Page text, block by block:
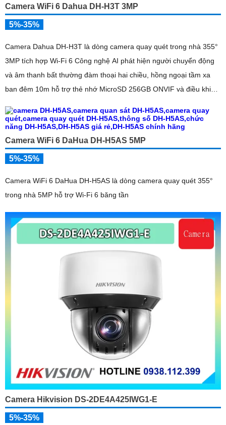
Camera WiFi 6 Dahua DH-H3T 3MP
5%-35%
Camera Dahua DH-H3T là dòng camera quay quét trong nhà 355°
3MP tích hợp Wi-Fi 6 Công nghệ AI phát hiện người chuyển động
và âm thanh bất thường đàm thoại hai chiều, hồng ngoại tầm xa
ban đêm 10m hỗ trợ thẻ nhớ MicroSD 256GB ONVIF và điều khiển
Camera WiFi 6 DaHua DH-H5AS 5MP
5%-35%
Camera WiFi 6 DaHua DH-H5AS là dòng camera quay quét 355°
trong nhà 5MP hỗ trợ Wi-Fi 6 băng tần
Camera Hikvision DS-2DE4A425IWG1-E
5%-35%